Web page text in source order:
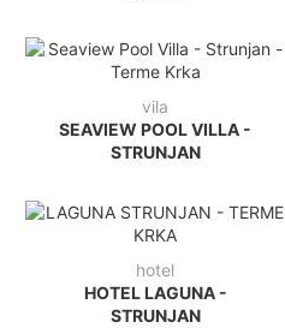
vila
SEAVIEW POOL VILLA -
STRUNJAN
hotel
HOTEL LAGUNA -
STRUNJAN